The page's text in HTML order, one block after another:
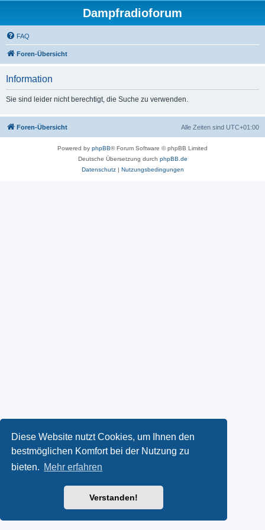
Diese Website nutzt Cookies, um Ihnen den
bestmöglichen Komfort bei der Nutzung zu
bieten. Mehr erfahren
Verstanden!
Dampfradioforum
FAQ
Foren-Übersicht
Information
Sie sind leider nicht berechtigt, die Suche zu verwenden.
Foren-Übersicht Alle Zeiten sind UTC+01:00
Powered by phpBB® Forum Software © phpBB Limited
Deutsche Übersetzung durch phpBB.de
Datenschutz| Nutzungsbedingungen